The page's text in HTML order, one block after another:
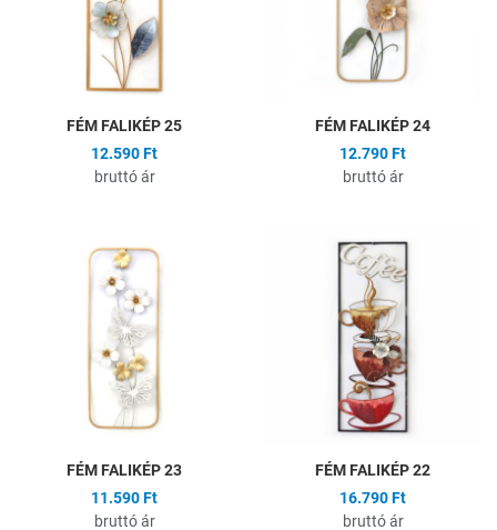
FÉM FALIKÉP 25
12.590 Ft
bruttó ár
FÉM FALIKÉP 24
12.790 Ft
bruttó ár
Hozzáadás a kívánságlistához
FÉM FALIKÉP 23
11.590 Ft
bruttó ár
FÉM FALIKÉP 22
16.790 Ft
bruttó ár